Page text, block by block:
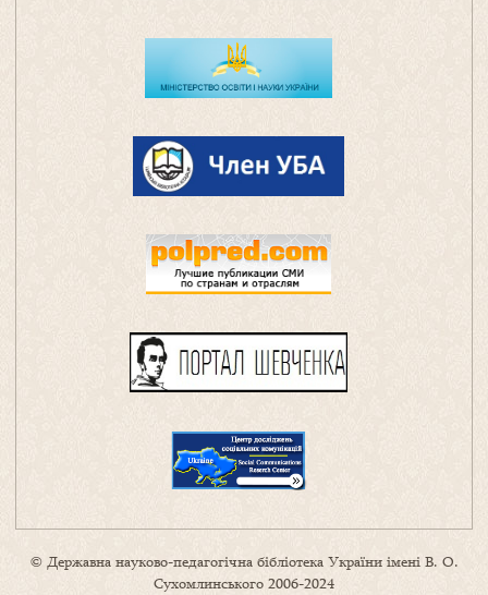
© Державна науково-педагогічна бібліотека України імені В. О.
Сухомлинського 2006-2024